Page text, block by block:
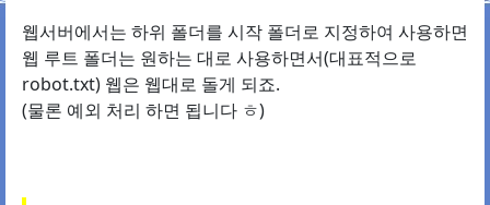
웹서버에서는 하위 폴더를 시작 폴더로 지정하여 사용하면
웹 루트 폴더는 원하는 대로 사용하면서(대표적으로
robot.txt) 웹은 웹대로 돌게 되죠.
(물론 예외 처리 하면 됩니다 ㅎ)